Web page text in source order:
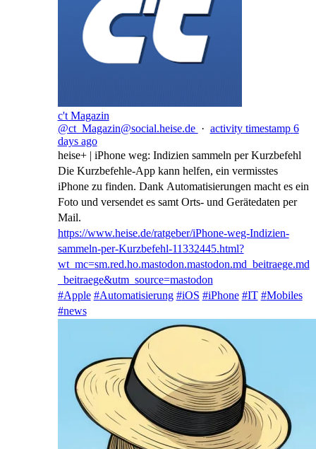
c't Magazin
@ct_Magazin@social.heise.de · activity timestamp 6
days ago
heise+ | iPhone weg: Indizien sammeln per Kurzbefehl
Die Kurzbefehle-App kann helfen, ein vermisstes
iPhone zu finden. Dank Automatisierungen macht es ein
Foto und versendet es samt Orts- und Gerätedaten per
Mail.
https://www.heise.de/ratgeber/iPhone-weg-Indizien-
sammeln-per-Kurzbefehl-11332445.html?
wt_mc=sm.red.ho.mastodon.mastodon.md_beitraege.md
_beitraege&utm_source=mastodon
#Apple #Automatisierung #iOS #iPhone #IT #Mobiles
#news